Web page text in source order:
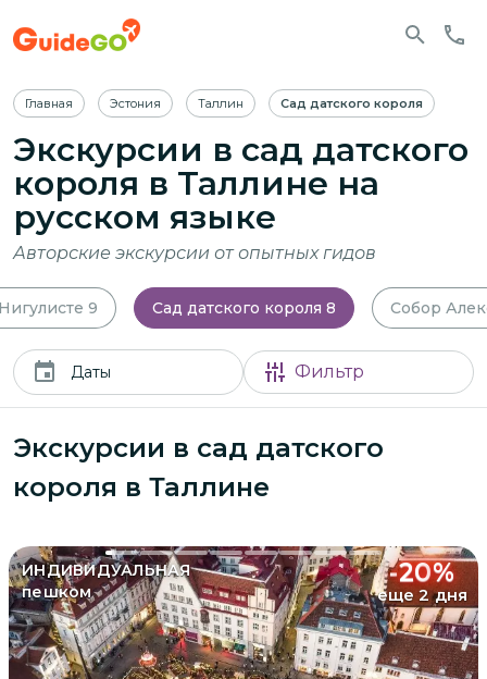
Главная Эстония Таллин Сад датского короля
Экскурсии в сад датского
короля в Таллине на
русском языке
Авторские экскурсии от опытных гидов
9 Сад датского короля 8 Собор
Даты Фильтр
Экскурсии в сад датского
короля в Таллине
ИНДИВИДУАЛЬНАЯ
пешком
-20%
еще 2 дня